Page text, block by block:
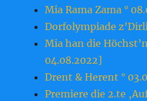
Mia Rama Zama °
Dorfolympiade
Mia han die
04.08.2022]
Drent & Herent °
Premiere die 2.te